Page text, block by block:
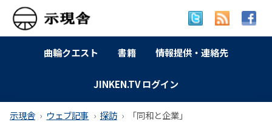
曲輪クエスト 書籍 情報提供・連絡先
JINKEN.TV ログイン
示現舎 ウェブ記事 探訪 「同和と企業」